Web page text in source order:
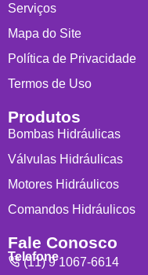
Serviços
Mapa do Site
Política de Privacidade
Termos de Uso
Produtos
Bombas Hidráulicas
Válvulas Hidráulicas
Motores Hidráulicos
Comandos Hidráulicos
Fale Conosco
Telefone
(11) 9 1067-6614